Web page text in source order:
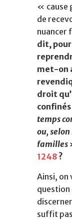
« cause
de
nuancer
dit,
met-on
droit
confinés
temps
ou, selon
familles
1248 ?
Ainsi, on
question
suffit